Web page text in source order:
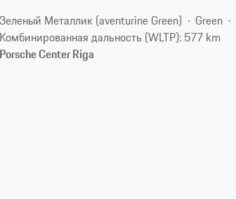
Зеленый Металлик (aventurine Green) Green
Комбинированная дальность (WLTP): 577 km
Porsche Center Riga